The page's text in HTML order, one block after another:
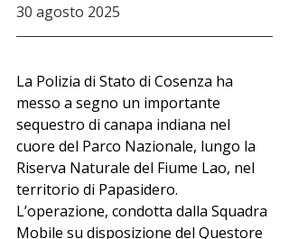
30 agosto 2025
La Polizia di Stato di Cosenza ha
messo a segno un importante
sequestro di canapa indiana nel
cuore del Parco Nazionale, lungo la
Riserva Naturale del Fiume Lao, nel
territorio di Papasidero.
L’operazione, condotta dalla Squadra
Mobile su disposizione del Questore